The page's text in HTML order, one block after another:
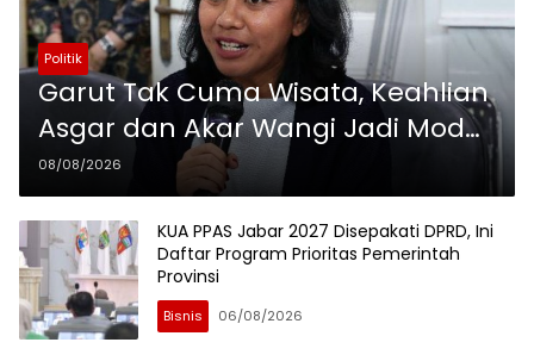
Politik
Garut Tak Cuma Wisata, Keahlian
Asgar dan Akar Wangi Jadi Modal
Diplomasi
08/08/2026
KUA PPAS Jabar 2027 Disepakati DPRD, Ini
Daftar Program Prioritas Pemerintah
Provinsi
Bisnis 06/08/2026